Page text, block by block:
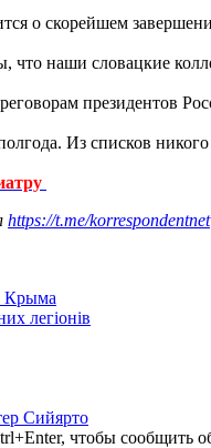
о скорейшем
наши словацкие
президентов
Из списков
https://t.me/korrespondentnet
Крыма
легіонів
Сийярто
чтобы сообщить